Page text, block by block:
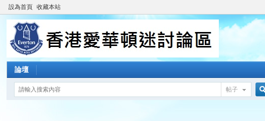
設為首頁 收藏本站
論壇
帖子